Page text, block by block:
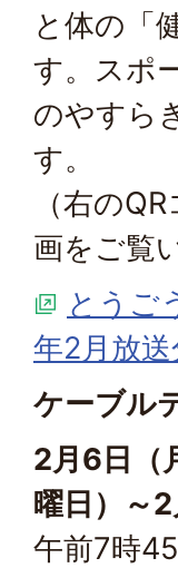
と体の「
す。スポ
のやすら
す。
（右の
画をご覧
とうご
年2月放
ケーブル
2月6日（
曜日）～2
午前7時